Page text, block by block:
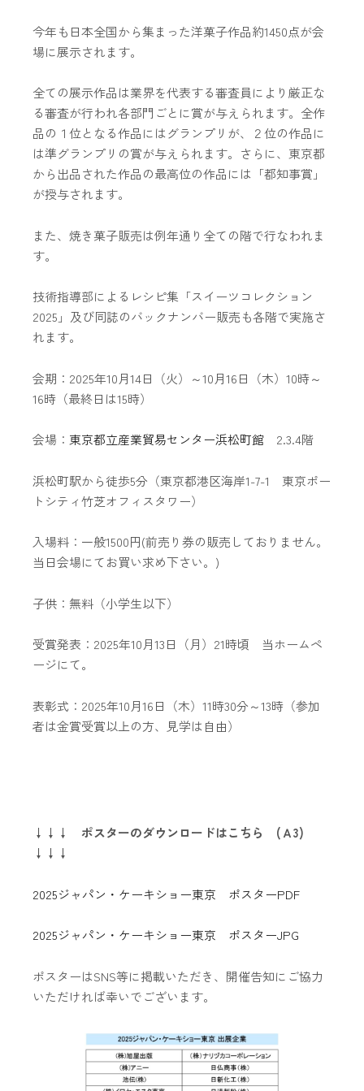
今年も日本全国から集まった洋菓子作品約1450点が会
場に展示されます。
全ての展示作品は業界を代表する審査員により厳正な
る審査が行われ各部門ごとに賞が与えられます。全作
品の１位となる作品にはグランプリが、２位の作品に
は準グランプリの賞が与えられます。さらに、東京都
から出品された作品の最高位の作品には「都知事賞」
が授与されます。
また、焼き菓子販売は例年通り全ての階で行なわれま
す。
技術指導部によるレシピ集「スイーツコレクション
2025」及び同誌のバックナンバー販売も各階で実施さ
れます。
会期：2025年10月14日（火）～10月16日（木）10時～
16時（最終日は15時）
会場： 東京都立産業貿易センター浜松町館 2.3.4階
浜松町駅から徒歩5分（東京都港区海岸1-7-1 東京ポー
トシティ竹芝オフィスタワー）
入場料：一般1500円(前売り券の販売しておりません。
当日会場にてお買い求め下さい。)
子供：無料（小学生以下）
受賞発表：2025年10月13日（月）21時頃 当ホームペ
ージにて。
表彰式：2025年10月16日（木）11時30分～13時（参加
者は金賞受賞以上の方、見学は自由）
↓↓↓ ポスターのダウンロードはこちら (Ａ3)
↓↓↓
2025ジャパン・ケーキショー東京 ポスターPDF
2025ジャパン・ケーキショー東京 ポスターJPG
ポスターはSNS等に掲載いただき、開催告知にご協力
いただければ幸いでございます。